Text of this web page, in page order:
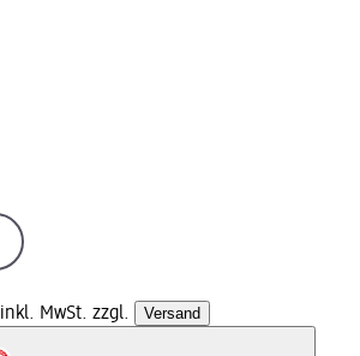
inkl. MwSt. zzgl. Versand